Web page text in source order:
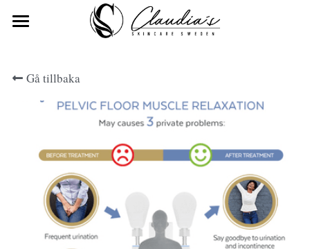
Tjänster
Kundreferenser
Adress/Resväg
Bilder
Gå tillbaka